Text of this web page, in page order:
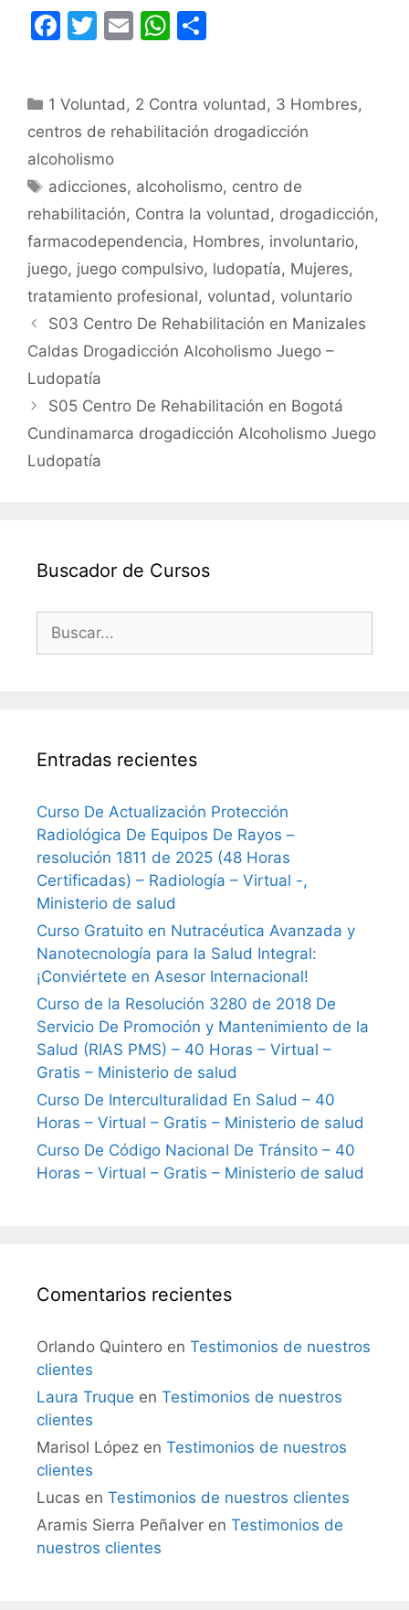
F
e
b
o
o
k
T
er
E
l
W
s
A
p
p
p
ar
Categorías
1 Voluntad , 2 Contra voluntad , 3 Hombres,
centros de rehabilitación drogadicción
alcoholismo
Etiquetas
adicciones, alcoholismo, centro de
rehabilitación, Contra la voluntad , drogadicción,
farmacodependencia, Hombres, involuntario,
juego, juego compulsivo, ludopatía, Mujeres,
tratamiento profesional, voluntad , voluntario
S03 Centro De Rehabilitación en Manizales
Caldas Drogadicción Alcoholismo Juego –
Ludopatía
S05 Centro De Rehabilitación en Bogotá
Cundinamarca drogadicción Alcoholismo Juego
Ludopatía
Buscador de Cursos
Entradas recientes
Curso De Actualización Protección
Radiológica De Equipos De Rayos –
resolución 1811 de 2025 (48 Horas
Certificadas) – Radiología – Virtual -,
Ministerio de salud
Curso Gratuito en Nutracéutica Avanzada y
Nanotecnología para la Salud Integral:
¡Conviértete en Asesor Internacional!
Curso de la Resolución 3280 de 2018 De
Servicio De Promoción y Mantenimiento de la
Salud (RIAS PMS) – 40 Horas – Virtual –
Gratis – Ministerio de salud
Curso De Interculturalidad En Salud – 40
Horas – Virtual – Gratis – Ministerio de salud
Curso De Código Nacional De Tránsito – 40
Horas – Virtual – Gratis – Ministerio de salud
Comentarios recientes
Orlando Quintero en Testimonios de nuestros
clientes
Laura Truque en Testimonios de nuestros
clientes
Marisol López en Testimonios de nuestros
clientes
Lucas en Testimonios de nuestros clientes
Aramis Sierra Peñalver en Testimonios de
nuestros clientes